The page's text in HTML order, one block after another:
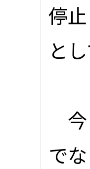
停
と
今
で